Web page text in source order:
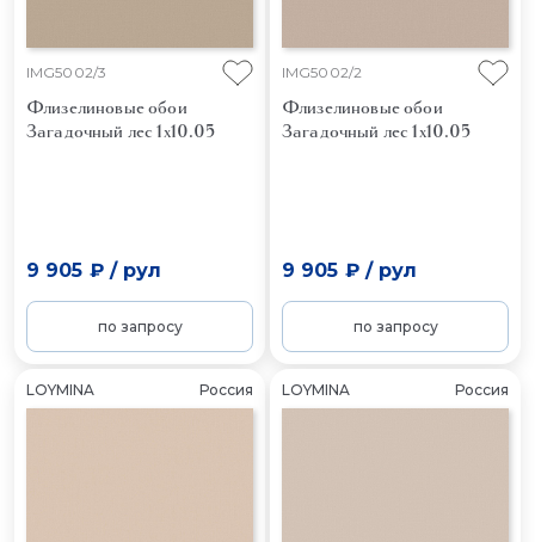
IMG5002/3
Флизелиновые обои
Загадочный лес 1x10.05
9 905 ₽/ рул
по запросу
IMG5002/2
Флизелиновые обои
Загадочный лес 1x10.05
9 905 ₽/ рул
по запросу
LOYMINA Россия LOYMINA Россия